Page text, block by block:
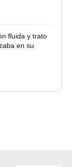
fluida y trato
en su